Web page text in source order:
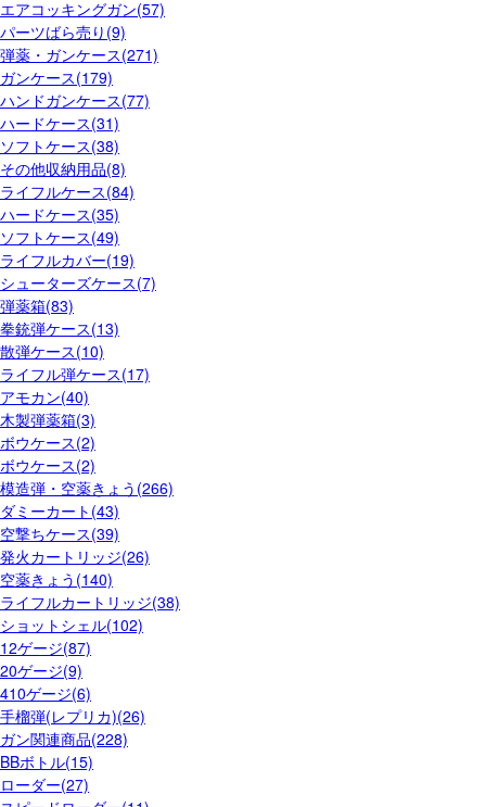
エアコッキングガン(57)
パーツばら売り(9)
弾薬・ガンケース(271)
ガンケース(179)
ハンドガンケース(77)
ハードケース(31)
ソフトケース(38)
その他収納用品(8)
ライフルケース(84)
ハードケース(35)
ソフトケース(49)
ライフルカバー(19)
シューターズケース(7)
弾薬箱(83)
拳銃弾ケース(13)
散弾ケース(10)
ライフル弾ケース(17)
アモカン(40)
木製弾薬箱(3)
ボウケース(2)
ボウケース(2)
模造弾・空薬きょう(266)
ダミーカート(43)
空撃ちケース(39)
発火カートリッジ(26)
空薬きょう(140)
ライフルカートリッジ(38)
ショットシェル(102)
12ゲージ(87)
20ゲージ(9)
410ゲージ(6)
手榴弾(レプリカ)(26)
ガン関連商品(228)
BBボトル(15)
ローダー(27)